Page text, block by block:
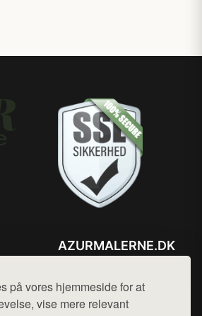
på vores hjemmeside for at
vise mere relevant
AZURMALERNE.DK
Mail:hej@want.dk